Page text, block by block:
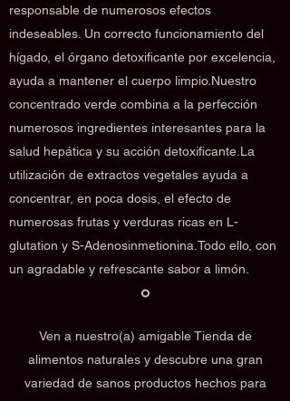
Ven a nuestro(a) amigable Tienda de
alimentos naturales y descubre una gran
variedad de sanos productos hechos para
responsable de numerosos efectos
indeseables. Un correcto funcionamiento del
hígado, el órgano detoxificante por excelencia,
ayuda a mantener el cuerpo limpio.Nuestro
concentrado verde combina a la perfección
numerosos ingredientes interesantes para la
salud hepática y su acción detoxificante.La
utilización de extractos vegetales ayuda a
concentrar, en poca dosis, el efecto de
numerosas frutas y verduras ricas en L-
glutation y S-Adenosinmetionina.Todo ello, con
un agradable y refrescante sabor a limón.